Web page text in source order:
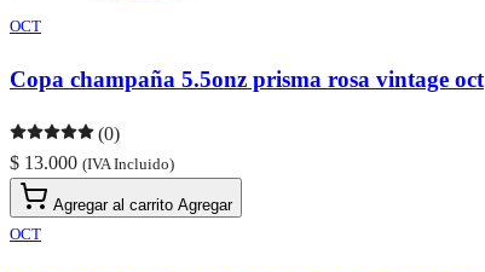
OCT
Copa champaña 5.5onz prisma rosa vintage oct
(0)
$ 13.000 (IVA Incluido)
Agregar al carrito Agregar
OCT